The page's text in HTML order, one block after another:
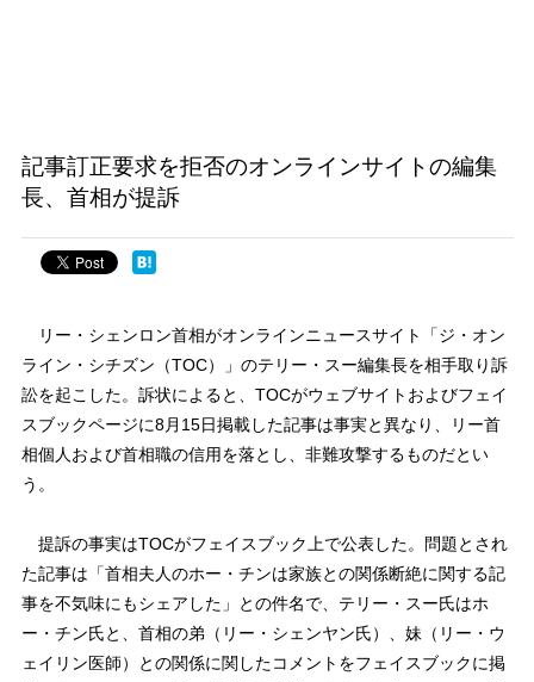
記事訂正要求を拒否のオンラインサイトの編集
長、首相が提訴
リー・シェンロン首相がオンラインニュースサイト「ジ・オン
ライン・シチズン（TOC）」のテリー・スー編集長を相手取り訴
訟を起こした。訴状によると、TOCがウェブサイトおよびフェイ
スブックページに8月15日掲載した記事は事実と異なり、リー首
相個人および首相職の信用を落とし、非難攻撃するものだとい
う。
提訴の事実はTOCがフェイスブック上で公表した。問題とされ
た記事は「首相夫人のホー・チンは家族との関係断絶に関する記
事を不気味にもシェアした」との件名で、テリー・スー氏はホ
ー・チン氏と、首相の弟（リー・シェンヤン氏）、妹（リー・ウ
ェイリン医師）との関係に関したコメントをフェイスブックに掲